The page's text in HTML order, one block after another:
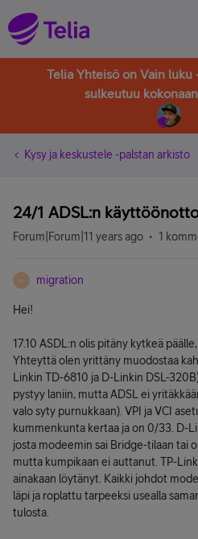
Telia Yhteisö on Vain luku
sulkeutuu
Kysy ja keskustele -palstan arkisto
24/1 ADSL:n
Forum|Forum|11 years ago 1
M migration
Hei!
17.10 ASDL:n olis pitäny kytkeä
Yhteyttä olen yrittäny muodostaa
Linkin TD-6810 ja D-Linkin DSL-
pystyy laniin, mutta ADSL ei
valo syty purnukkaan). VPI ja VCI
kummenkunta kertaa ja on 0/33. D-
josta modeemin sai Bridge-tilaan tai
mutta kumpikaan ei auttanut. TP-
ainakaan löytänyt. Kaikki johdot
läpi ja roplattu tarpeeksi usealla
tulosta.